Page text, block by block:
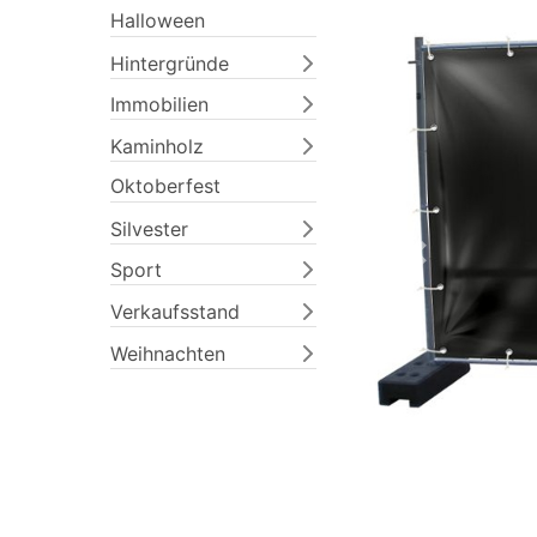
Halloween
Hintergründe
Immobilien
Kaminholz
Oktoberfest
Silvester
Sport
Verkaufsstand
Weihnachten
Previous